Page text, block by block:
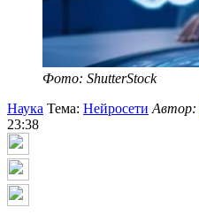
Фото: ShutterStock
Наука Тема: Нейросети Автор:
23:38